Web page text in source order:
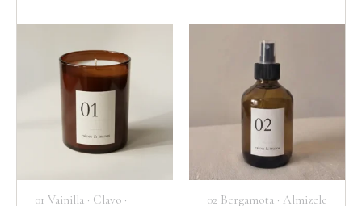
01 Vainilla · Clavo ·
02 Bergamota · Almizcle